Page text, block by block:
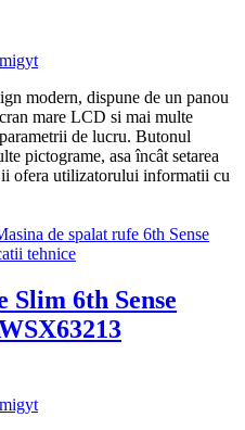
migyt
modern, dispune de un panou
mare LCD si mai multe
de lucru. Butonul
pictograme, asa încât setarea
ofera utilizatorului informatii cu
de spalat rufe 6th Sense
tehnice
Slim 6th Sense
migyt